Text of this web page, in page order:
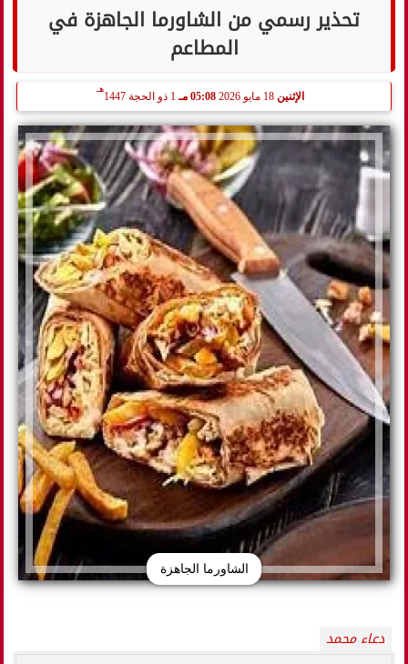
تحذير رسمي من الشاورما الجاهزة في
المطاعم
الإثنين 05:08 مـ 1 ذو الحجة 1447
هـ
الشاورما الجاهزة
دعاء محمد